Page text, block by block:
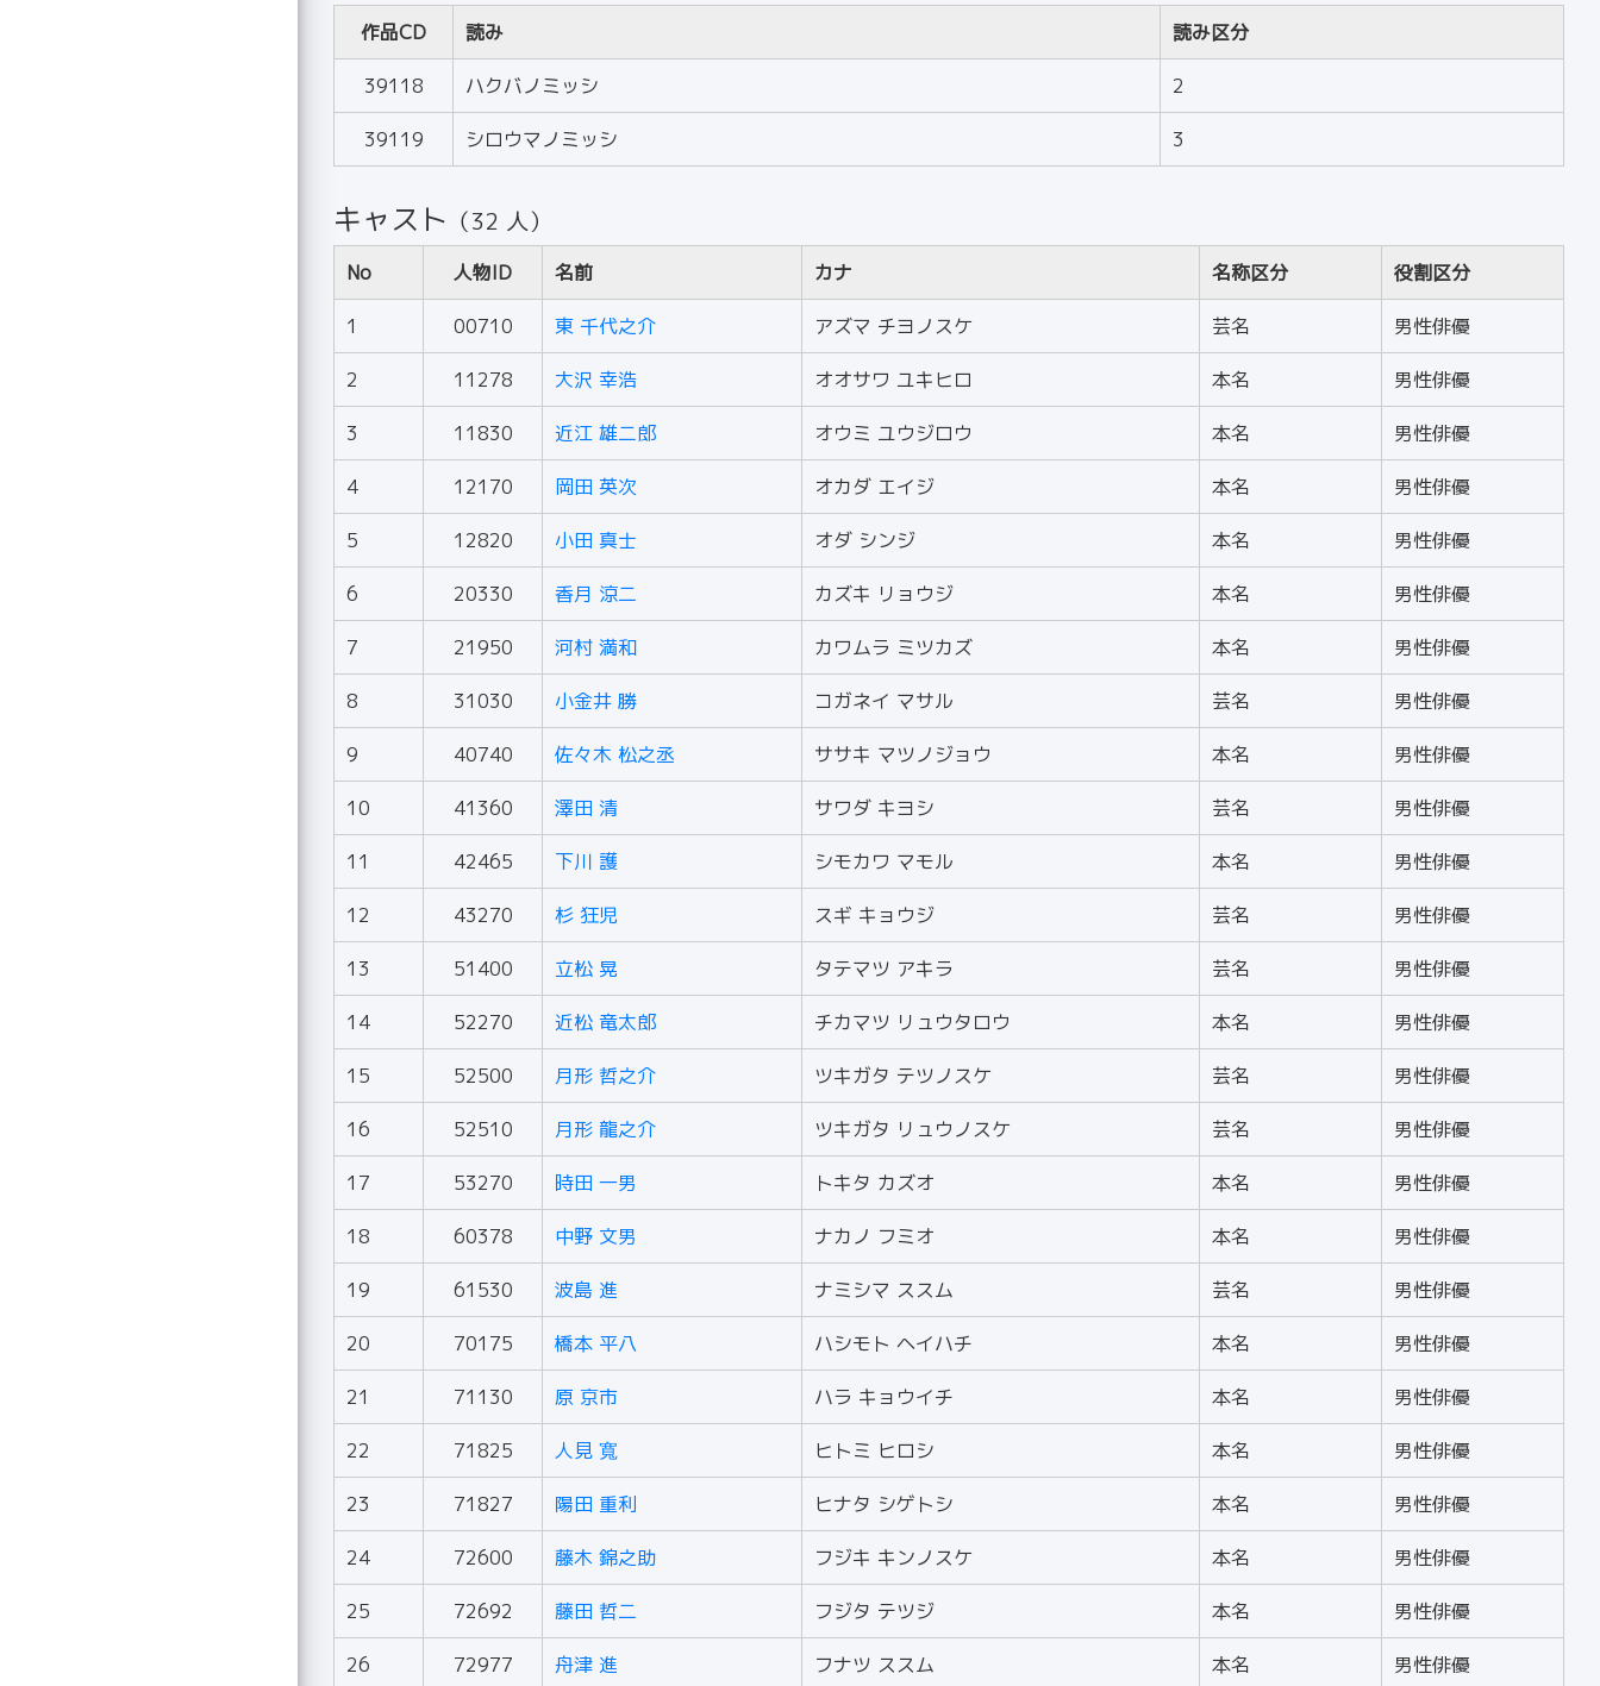
作品CD 読み 読み区分
39118 ハクバノミッシ 2
39119 シロウマノミッシ 3
キャスト （32 人）
No 人物ID 名前 カナ 名称区分 役割区分
1 00710 東 千代之介 アズマ チヨノスケ 芸名 男性俳優
2 11278 大沢 幸浩 オオサワ ユキヒロ 本名 男性俳優
3 11830 近江 雄二郎 オウミ ユウジロウ 本名 男性俳優
4 12170 岡田 英次 オカダ エイジ 本名 男性俳優
5 12820 小田 真士 オダ シンジ 本名 男性俳優
6 20330 香月 涼二 カズキ リョウジ 本名 男性俳優
7 21950 河村 満和 カワムラ ミツカズ 本名 男性俳優
8 31030 小金井 勝 コガネイ マサル 芸名 男性俳優
9 40740 佐々木 松之丞 ササキ マツノジョウ 本名 男性俳優
10 41360 澤田 清 サワダ キヨシ 芸名 男性俳優
11 42465 下川 護 シモカワ マモル 本名 男性俳優
12 43270 杉 狂児 スギ キョウジ 芸名 男性俳優
13 51400 立松 晃 タテマツ アキラ 芸名 男性俳優
14 52270 近松 竜太郎 チカマツ リュウタロウ 本名 男性俳優
15 52500 月形 哲之介 ツキガタ テツノスケ 芸名 男性俳優
16 52510 月形 龍之介 ツキガタ リュウノスケ 芸名 男性俳優
17 53270 時田 一男 トキタ カズオ 本名 男性俳優
18 60378 中野 文男 ナカノ フミオ 本名 男性俳優
19 61530 波島 進 ナミシマ ススム 芸名 男性俳優
20 70175 橋本 平八 ハシモト ヘイハチ 本名 男性俳優
21 71130 原 京市 ハラ キョウイチ 本名 男性俳優
22 71825 人見 寬 ヒトミ ヒロシ 本名 男性俳優
23 71827 陽田 重利 ヒナタ シゲトシ 本名 男性俳優
24 72600 藤木 錦之助 フジキ キンノスケ 本名 男性俳優
25 72692 藤田 哲二 フジタ テツジ 本名 男性俳優
26 72977 舟津 進 フナツ ススム 本名 男性俳優